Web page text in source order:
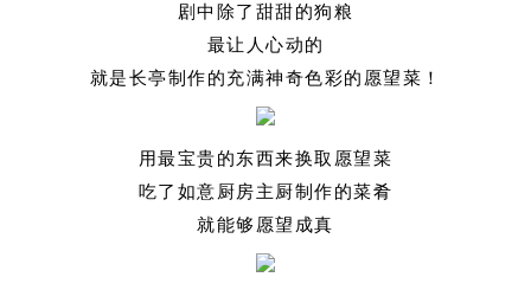
剧中除了甜甜的狗粮
最让人心动的
就是长亭制作的充满神奇色彩的愿望菜！
用最宝贵的东西来换取愿望菜
吃了如意厨房主厨制作的菜肴
就能够愿望成真